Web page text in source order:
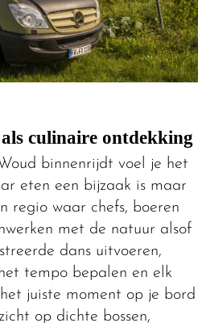
culinaire ontdekking
binnenrijdt voel je het
eten een bijzaak is maar
regio waar chefs, boeren
met de natuur alsof
dans uitvoeren,
tempo bepalen en elk
juiste moment op je bord
op dichte bossen,